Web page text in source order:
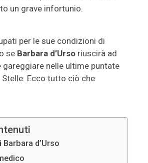
un grave infortunio.
per le sue condizioni di
se Barbara d’Urso riuscirà ad
gareggiare nelle ultime puntate
Ecco tutto ciò che
Barbara d’Urso